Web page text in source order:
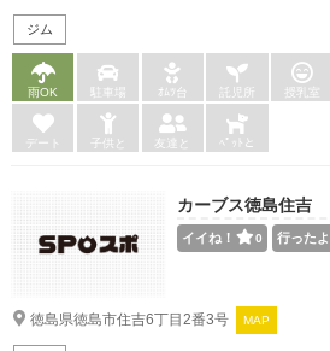
ジム
雨OK 駐車場 ｵﾑﾂ台 託児所 授乳室
デート 子供と 友達と ﾍﾟｯﾄと
カーブス徳島住吉
イイね！ 0 行ったよ
徳島県徳島市住吉6丁目2番3号 MAP